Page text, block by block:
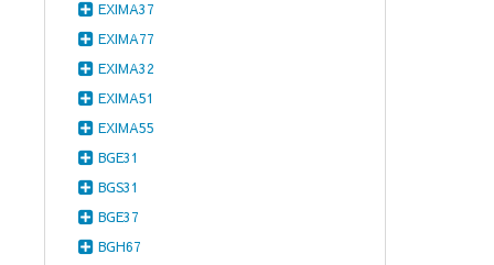
EXIMA37
EXIMA77
EXIMA32
EXIMA51
EXIMA55
BGE31
BGS31
BGE37
BGH67